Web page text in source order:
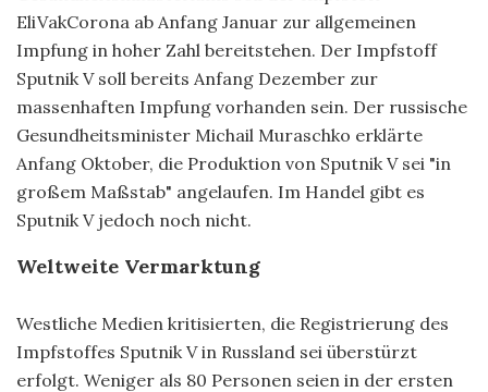
EliVakCorona ab Anfang Januar zur allgemeinen
Impfung in hoher Zahl bereitstehen. Der Impfstoff
Sputnik V soll bereits Anfang Dezember zur
massenhaften Impfung vorhanden sein. Der russische
Gesundheitsminister Michail Muraschko erklärte
Anfang Oktober, die Produktion von Sputnik V sei "in
großem Maßstab" angelaufen. Im Handel gibt es
Sputnik V jedoch noch nicht.
Weltweite Vermarktung
Westliche Medien kritisierten, die Registrierung des
Impfstoffes Sputnik V in Russland sei überstürzt
erfolgt. Weniger als 80 Personen seien in der ersten